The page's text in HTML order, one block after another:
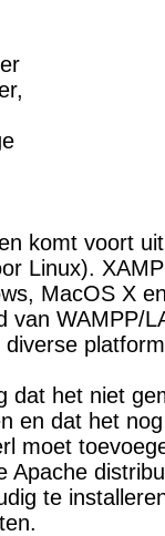
komt voort
Linux).
MacOS X
van WAMPP/
dat het niet
en dat het
moet
Apache
te